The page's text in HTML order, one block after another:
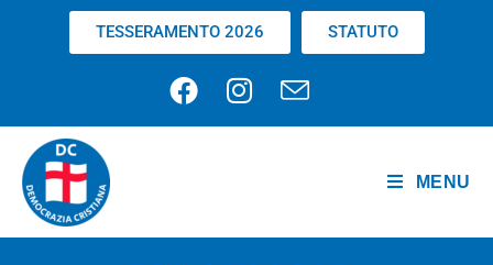
TESSERAMENTO 2026 STATUTO
MENU